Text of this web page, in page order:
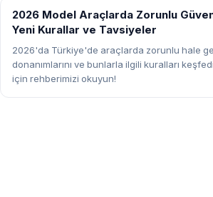
REHBER
2026 Model Araçlarda Zorunlu
Yeni Kurallar ve Tavsiyeler
2026'da Türkiye'de araçlarda zorunlu hale
donanımlarını ve bunlarla ilgili kuralları
için rehberimizi okuyun!